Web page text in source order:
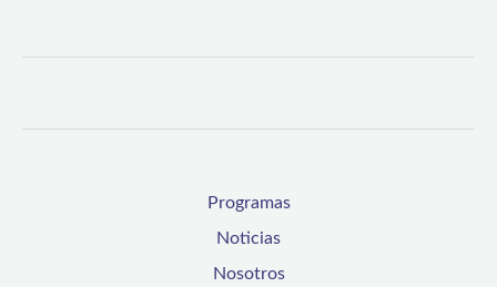
Programas
Noticias
Nosotros